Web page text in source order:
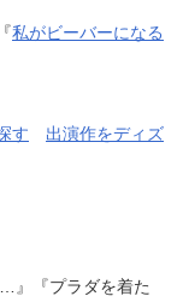
私がビーバーになる
す
出演作をディズ
』『プラダを着た